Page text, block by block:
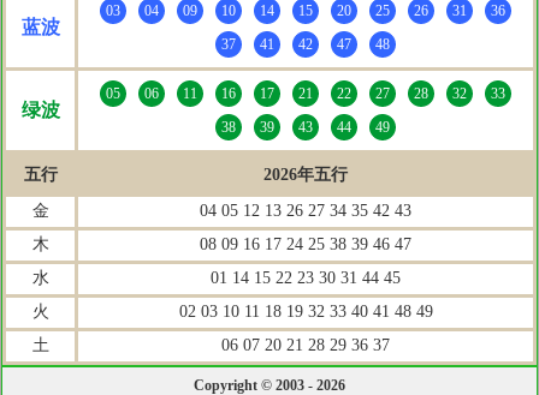
蓝波
03 04 09 10 14 15 20 25 26 31
36
37
41 42 47 48
绿波
05 06 11 16 17 21 22 27 28 32
33
38
39 43 44 49
五行
2026年五行
金
04 05 12 13 26 27 34 35 42 43
木
08 09 16 17 24 25 38 39 46 47
水
01 14 15 22 23 30 31 44 45
火
02 03 10 11 18 19 32 33 40 41 48 49
土
06 07 20 21 28 29 36 37
Copyright © 2003 - 2026